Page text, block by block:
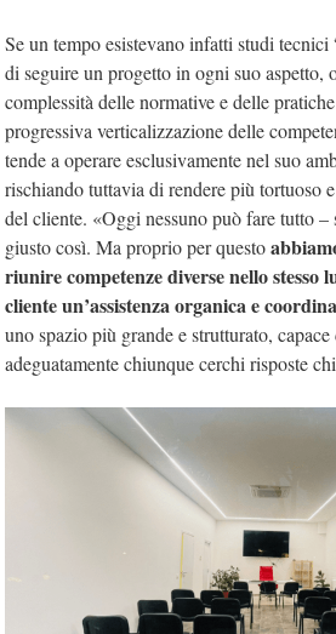
Se un tempo esistevano infatti studi
di seguire un progetto in ogni suo aspetto,
complessità delle normative e delle
progressiva verticalizzazione delle
tende a operare esclusivamente nel suo
rischiando tuttavia di rendere più tortuoso
del cliente. «Oggi nessuno può fare tutto
giusto così. Ma proprio per questo
riunire competenze diverse nello stesso
cliente un’assistenza organica e
uno spazio più grande e strutturato,
adeguatamente chiunque cerchi risposte